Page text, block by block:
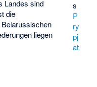
s
P
ry
pj
at
Landes sind
die
liegen